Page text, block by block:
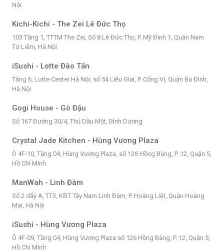
Nội
Kichi-Kichi - The Zei Lê Đức Thọ
103 Tầng 1, TTTM The Zei, Số 8 Lê Đức Thọ, P. Mỹ Đình 1, Quận Nam
Từ Liêm, Hà Nội
iSushi - Lotte Đào Tấn
Tầng 6, Lotte Center Hà Nội, số 54 Liễu Giai, P. Cống Vị, Quận Ba Đình,
Hà Nội
Gogi House - Gò Đậu
Số 167 Đường 30/4, Thủ Dầu Một, Bình Dương
Crystal Jade Kitchen - Hùng Vương Plaza
Ô 4F-10, Tầng 04, Hùng Vương Plaza, số 126 Hồng Bàng, P. 12, Quận 5,
Hồ Chí Minh
ManWah - Linh Đàm
Số 2 dãy A, TT3, KĐT Tây Nam Linh Đàm, P. Hoàng Liệt, Quận Hoàng
Mai, Hà Nội
iSushi - Hùng Vương Plaza
Ô 4F-09, Tầng 04, Hùng Vương Plaza số 126 Hồng Bàng, P. 12, Quận 5,
Hồ Chí Minh